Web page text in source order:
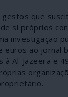
que
si próprios
investigação
euros ao jornal
à Al-Jazeera e